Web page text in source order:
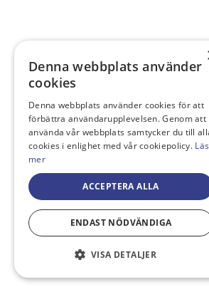
Denna webbplats använder
cookies
Denna webbplats använder cookies för att
förbättra användarupplevelsen. Genom att
använda vår webbplats samtycker du till
cookies i enlighet med vår cookiepolicy. Läs
mer
ACCEPTERA ALLA
ENDAST NÖDVÄNDIGA
VISA DETALJER